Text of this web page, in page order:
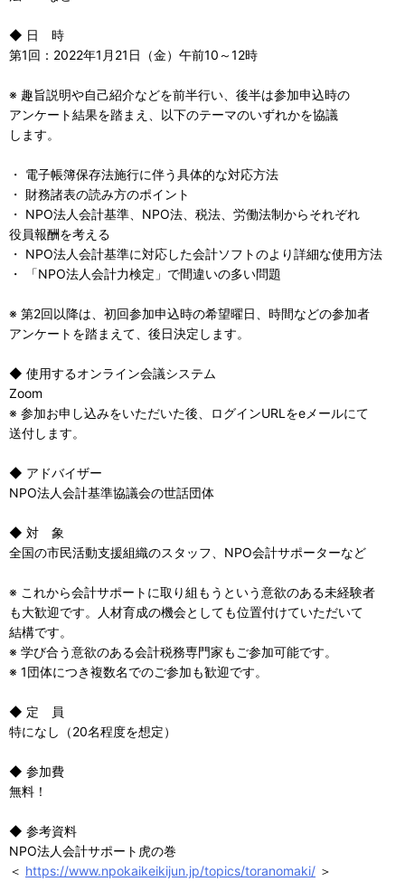
◆ 日 時
第1回：2022年1月21日（金）午前10～12時
※ 趣旨説明や自己紹介などを前半行い、後半は参加申込時の
アンケート結果を踏まえ、以下のテーマのいずれかを協議
します。
・ 電子帳簿保存法施行に伴う具体的な対応方法
・ 財務諸表の読み方のポイント
・ NPO法人会計基準、NPO法、税法、労働法制からそれぞれ
役員報酬を考える
・ NPO法人会計基準に対応した会計ソフトのより詳細な使用方法
・ 「NPO法人会計力検定」で間違いの多い問題
※ 第2回以降は、初回参加申込時の希望曜日、時間などの参加者
アンケートを踏まえて、後日決定します。
◆ 使用するオンライン会議システム
Zoom
※ 参加お申し込みをいただいた後、ログインURLをeメールにて
送付します。
◆ アドバイザー
NPO法人会計基準協議会の世話団体
◆ 対 象
全国の市民活動支援組織のスタッフ、NPO会計サポーターなど
※ これから会計サポートに取り組もうという意欲のある未経験者
も大歓迎です。人材育成の機会としても位置付けていただいて
結構です。
※ 学び合う意欲のある会計税務専門家もご参加可能です。
※ 1団体につき複数名でのご参加も歓迎です。
◆ 定 員
特になし（20名程度を想定）
◆ 参加費
無料！
◆ 参考資料
NPO法人会計サポート虎の巻
＜ https://www.npokaikeikijun.jp/topics/toranomaki/ ＞